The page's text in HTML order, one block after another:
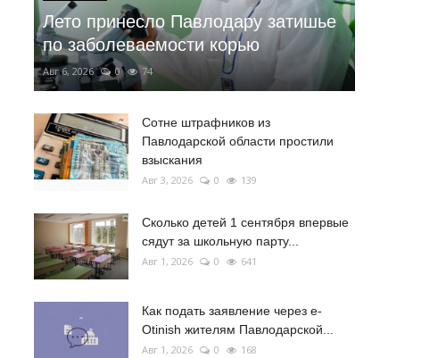
Лето принесло Павлодару затишье
по заболеваемости корью
Авг 6, 2026 0 74
Сотне штрафников из
Павлодарской области простили
взыскания
Авг 3, 2026 0 139
Сколько детей 1 сентября впервые
сядут за школьную парту...
Авг 1, 2026 0 641
Как подать заявление через e-
Otinish жителям Павлодарской...
Авг 1, 2026 0 168